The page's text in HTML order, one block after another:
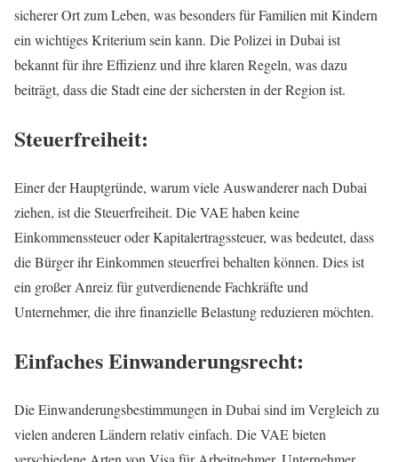
sicherer Ort zum Leben, was besonders für Familien mit Kindern
ein wichtiges Kriterium sein kann. Die Polizei in Dubai ist
bekannt für ihre Effizienz und ihre klaren Regeln, was dazu
beiträgt, dass die Stadt eine der sichersten in der Region ist.
Steuerfreiheit:
Einer der Hauptgründe, warum viele Auswanderer nach Dubai
ziehen, ist die Steuerfreiheit. Die VAE haben keine
Einkommenssteuer oder Kapitalertragssteuer, was bedeutet, dass
die Bürger ihr Einkommen steuerfrei behalten können. Dies ist
ein großer Anreiz für gutverdienende Fachkräfte und
Unternehmer, die ihre finanzielle Belastung reduzieren möchten.
Einfaches Einwanderungsrecht:
Die Einwanderungsbestimmungen in Dubai sind im Vergleich zu
vielen anderen Ländern relativ einfach. Die VAE bieten